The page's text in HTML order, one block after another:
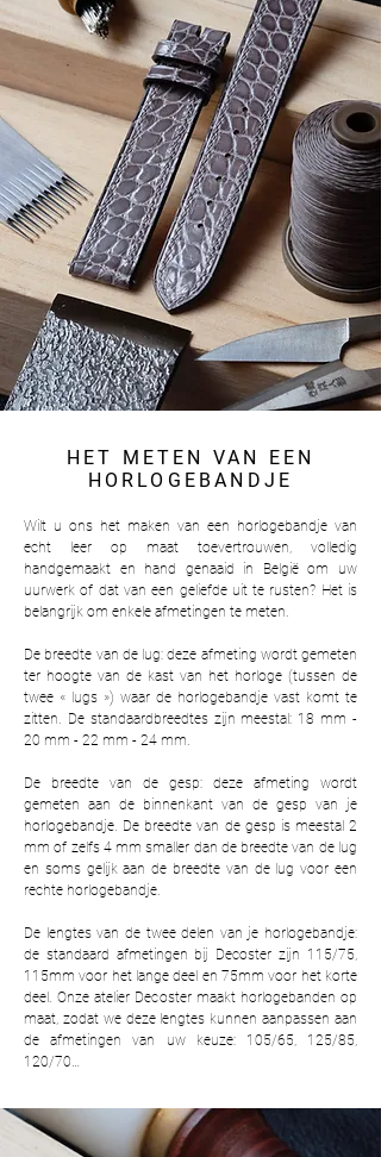
HET METEN VAN EEN
HORLOGEBANDJE
Wilt u ons het maken van een horlogebandje van
echt leer op maat toevertrouwen, volledig
handgemaakt en hand genaaid in België om uw
uurwerk of dat van een geliefde uit te rusten? Het is
belangrijk om enkele afmetingen te meten.
De breedte van de lug: deze afmeting wordt gemeten
ter hoogte van de kast van het horloge (tussen de
twee « lugs ») waar de horlogebandje vast komt te
zitten. De standaardbreedtes zijn meestal: 18 mm -
20 mm - 22 mm - 24 mm.
De breedte van de gesp: deze afmeting wordt
gemeten aan de binnenkant van de gesp van je
horlogebandje. De breedte van de gesp is meestal 2
mm of zelfs 4 mm smaller dan de breedte van de lug
en soms gelijk aan de breedte van de lug voor een
rechte horlogebandje.
De lengtes van de twee delen van je horlogebandje:
de standaard afmetingen bij Decoster zijn 115/75,
115mm voor het lange deel en 75mm voor het korte
deel. Onze atelier Decoster maakt horlogebanden op
maat, zodat we deze lengtes kunnen aanpassen aan
de afmetingen van uw keuze: 105/65, 125/85,
120/70…​​​